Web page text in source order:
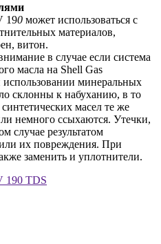
190 может использоваться с
материалов,
витон.
в случае если система
масла на Shell Gas
минеральных
склонны к набуханию, в то
масел те же
немного ссыхаются. Утечки,
случае результатом
их повреждения. При
заменить и уплотнители.
190 TDS